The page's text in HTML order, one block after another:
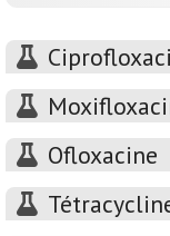
Ofloxacine